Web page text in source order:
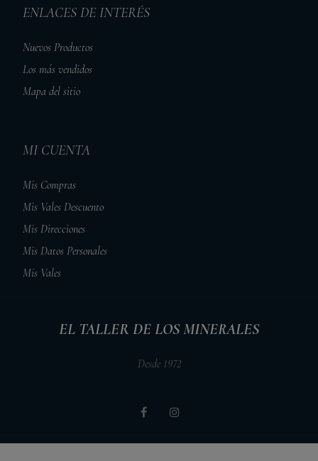
ENLACES DE INTERÉS
Nuevos Productos
Los más vendidos
Mapa del sitio
MI CUENTA
Mis Compras
Mis Vales Descuento
Mis Direcciones
Mis Datos Personales
Mis Vales
EL TALLER DE LOS MINERALES
Desde 1972